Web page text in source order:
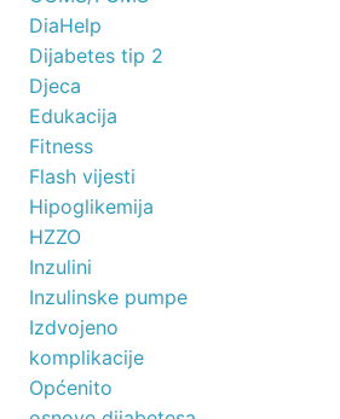
DiaHelp
Dijabetes tip 2
Djeca
Edukacija
Fitness
Flash vijesti
Hipoglikemija
HZZO
Inzulini
Inzulinske pumpe
Izdvojeno
komplikacije
Općenito